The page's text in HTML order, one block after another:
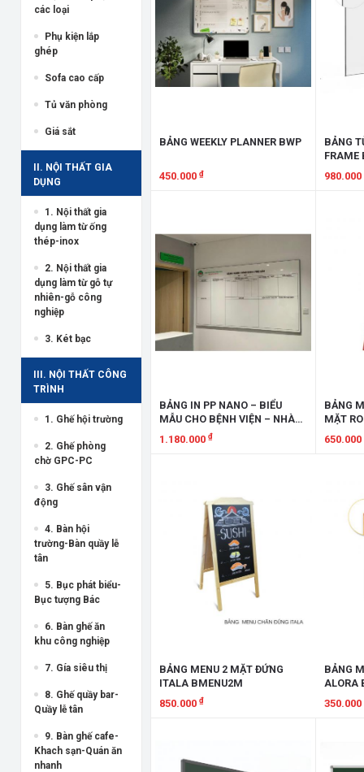
các loại
Phụ kiện lắp
ghép
Sofa cao cấp
Tủ văn phòng
Giá sắt
II. NỘI THẤT GIA
DỤNG
1. Nội thất gia
dụng làm từ ống
thép-inox
2. Nội thất gia
dụng làm từ gỗ tự
nhiên-gỗ công
nghiệp
3. Két bạc
III. NỘI THẤT CÔNG
TRÌNH
1. Ghế hội trường
2. Ghế phòng
chờ GPC-PC
3. Ghế sân vận
động
4. Bàn hội
trường-Bàn quầy lễ
tân
5. Bục phát biểu-
Bục tượng Bác
6. Bàn ghế ăn
khu công nghiệp
7. Gía siêu thị
8. Ghế quầy bar-
Quầy lễ tân
9. Bàn ghế cafe-
Khach sạn-Quán ăn
nhanh
BẢNG WEEKLY PLANNER BWP
450.000 ₫
BẢNG
FRAME
980.000
BẢNG IN PP NANO – BIỂU
MẪU CHO BỆNH VIỆN – NHÀ
THUỐC BIPPNBV
1.180.000 ₫
BẢNG
MẶT
650.000
BẢNG MENU 2 MẶT ĐỨNG
ITALA BMENU2M
850.000 ₫
BẢNG
ALORA
350.000